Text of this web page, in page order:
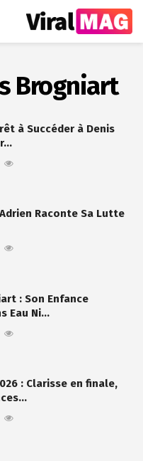
Brogniart
à Succéder à Denis
Raconte Sa Lutte
: Son Enfance
Eau Ni…
: Clarisse en finale,